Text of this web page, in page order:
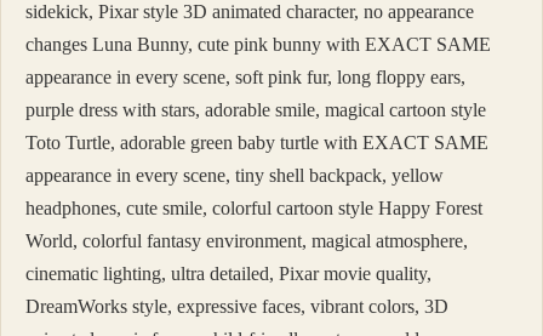
sidekick, Pixar style 3D animated character, no appearance
changes Luna Bunny, cute pink bunny with EXACT SAME
appearance in every scene, soft pink fur, long floppy ears,
purple dress with stars, adorable smile, magical cartoon style
Toto Turtle, adorable green baby turtle with EXACT SAME
appearance in every scene, tiny shell backpack, yellow
headphones, cute smile, colorful cartoon style Happy Forest
World, colorful fantasy environment, magical atmosphere,
cinematic lighting, ultra detailed, Pixar movie quality,
DreamWorks style, expressive faces, vibrant colors, 3D